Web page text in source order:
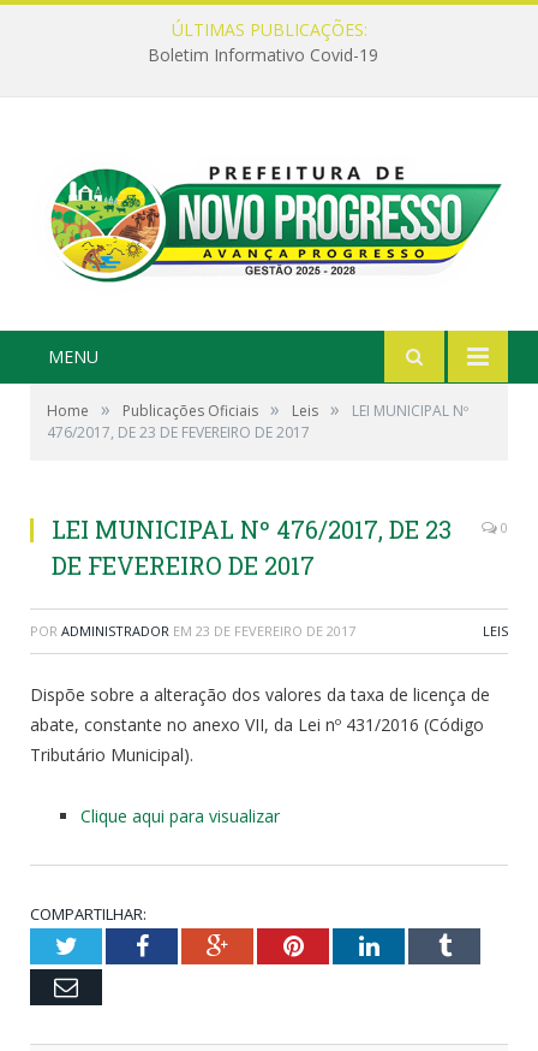
ÚLTIMAS PUBLICAÇÕES:
Boletim Informativo Covid-19
MENU
Home » Publicações Oficiais » Leis »
LEI MUNICIPAL Nº
476/2017, DE 23 DE FEVEREIRO DE 2017
LEI MUNICIPAL Nº 476/2017, DE 23
DE FEVEREIRO DE 2017
0
POR ADMINISTRADOR EM 23 DE FEVEREIRO DE 2017 LEIS
Dispõe sobre a alteração dos valores da taxa de licença de
abate, constante no anexo VII, da Lei nº 431/2016 (Código
Tributário Municipal).
Clique aqui para visualizar
COMPARTILHAR:
TwitterFacebookGoogle+PinterestLinkedInTumblr
Email